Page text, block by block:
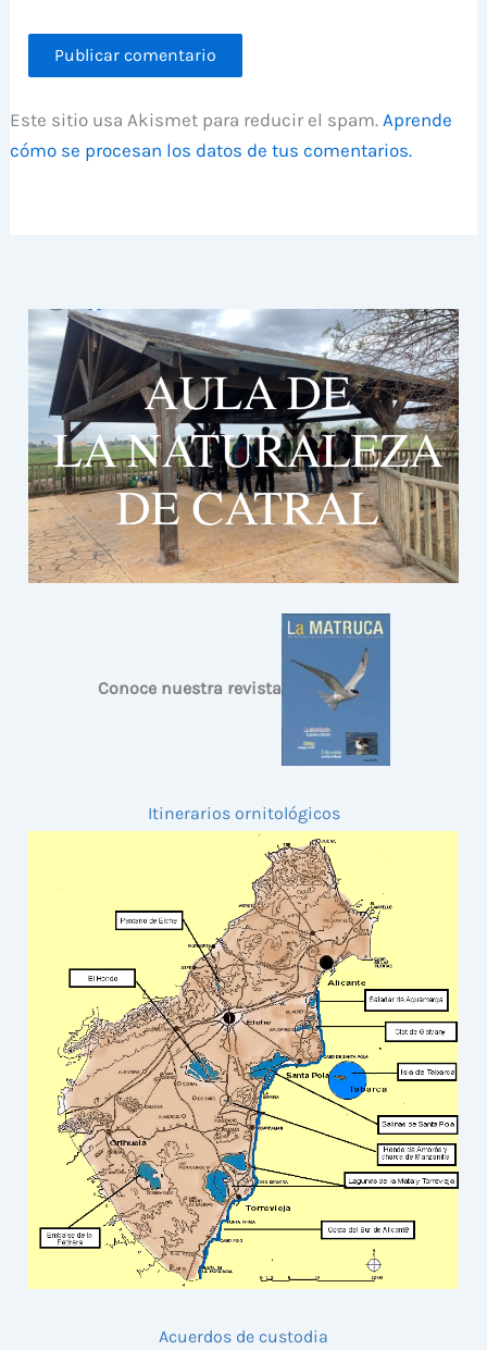
Este sitio usa Akismet para reducir el spam.Aprende
cómo se procesan los datos de tus comentarios.
Conoce nuestra revista
Itinerarios ornitológicos
Acuerdos de custodia